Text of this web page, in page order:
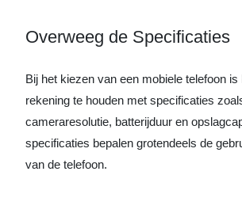
Overweeg de Specificaties
Bij het kiezen van een mobiele telefoon is
rekening te houden met specificaties
cameraresolutie, batterijduur en
specificaties bepalen grotendeels de
van de telefoon.